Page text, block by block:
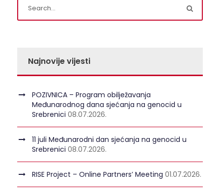
Najnovije vijesti
POZIVNICA – Program obilježavanja
Međunarodnog dana sjećanja na genocid u
Srebrenici 08.07.2026.
11 juli Međunarodni dan sjećanja na genocid u
Srebrenici 08.07.2026.
RISE Project – Online Partners’ Meeting 01.07.2026.